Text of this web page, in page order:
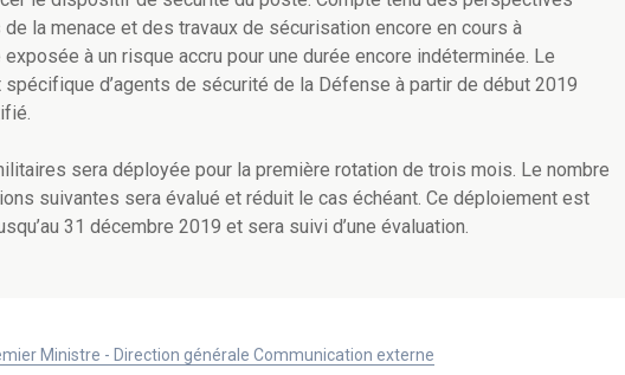
la menace et des travaux de sécurisation encore en cours à
à un risque accru pour une durée encore indéterminée. Le
spécifique d’agents de sécurité de la Défense à partir de début 2019
sera déployée pour la première rotation de trois mois. Le nombre
suivantes sera évalué et réduit le cas échéant. Ce déploiement est
31 décembre 2019 et sera suivi d’une évaluation.
Ministre - Direction générale Communication externe